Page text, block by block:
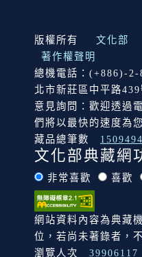
:::
版權所有 文化部
著作權聲明
總機電話：(+886)-2-
北市新莊區中平路
意見詢問：歡迎透過
們將以最快的速度為
藏品總筆數
1509494
文化部典藏網
非常喜歡 喜歡
網站資料內容為典藏
位，若尚未著錄者，
瀏覽人次
39906117